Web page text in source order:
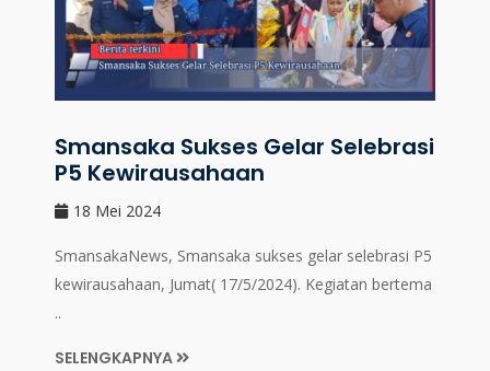
Smansaka Sukses Gelar Selebrasi
P5 Kewirausahaan
18 Mei 2024
SmansakaNews, Smansaka sukses gelar selebrasi P5
kewirausahaan, Jumat( 17/5/2024). Kegiatan bertema
..
SELENGKAPNYA